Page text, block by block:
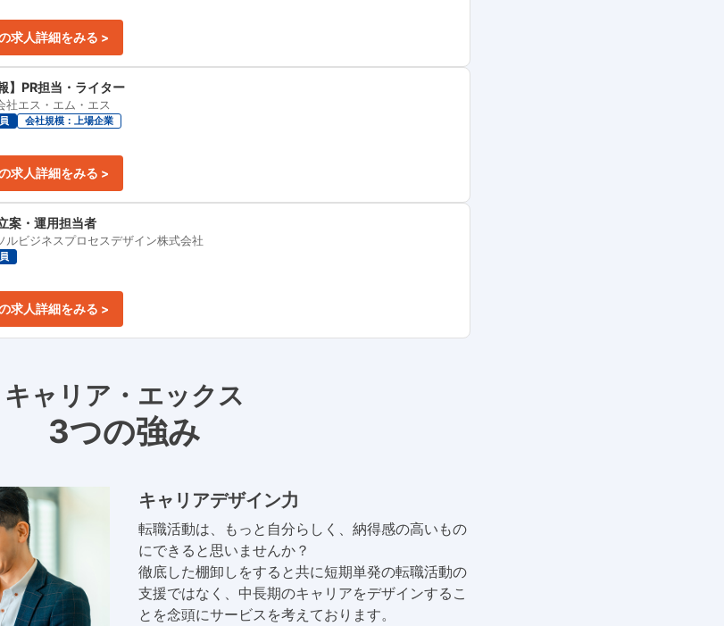
求人詳細をみる >
】PR担当・ライター
社エス・エム・エス
会社規模：上場企業
求人詳細をみる >
案・運用担当者
ルビジネスプロセスデザイン株式会社
求人詳細をみる >
キャリア・エックス
3つの強み
キャリアデザイン力
転職活動は、もっと自分らしく、納得感の高いもの
にできると思いませんか？
徹底した棚卸しをすると共に短期単発の転職活動の
支援ではなく、中長期のキャリアをデザインするこ
とを念頭にサービスを考えております。